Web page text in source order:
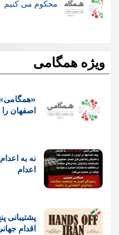
محکوم می کنیم
ویژه همگامی
اصفهان
نه به
اعدام
پشتيبانی
اقدام